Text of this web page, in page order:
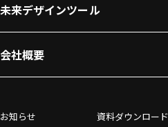
未来デザインツール
会社概要
お知らせ 資料ダウンロード